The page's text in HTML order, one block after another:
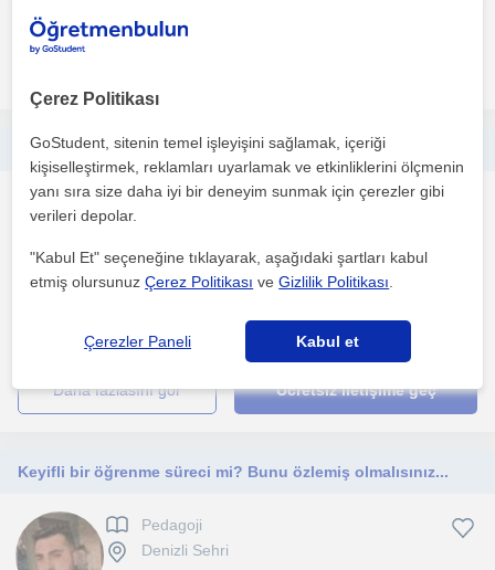
Pedagoji
yaşlarına uygun gelişim alanlarını oyunla destekleyerek sağ...
daha fazlasını gör Ücretsiz iletişime geç
Keyifli bir öğrenme süreci mi? Bunu özlemiş olmalısınız...
Pedagoji
Denizli Sehri
Çerez Politikası
GoStudent, sitenin temel işleyişini sağlamak, içeriği
kişiselleştirmek, reklamları uyarlamak ve etkinliklerini ölçmenin
yanı sıra size daha iyi bir deneyim sunmak için çerezler gibi
verileri depolar.
"Kabul Et" seçeneğine tıklayarak, aşağıdaki şartları kabul
etmiş olursunuzÇerez Politikası veGizlilik Politikası
Çerezler Paneli Kabul et